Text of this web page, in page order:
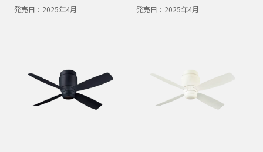
発売日： 2025年4月 発売日： 2025年4月